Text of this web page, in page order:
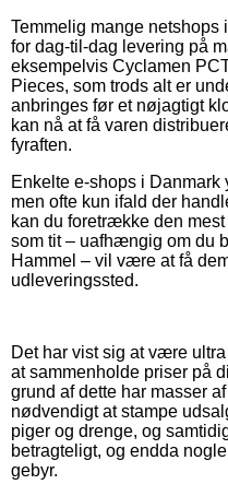
Temmelig mange
for dag-til-dag levering på
eksempelvis Cyclamen
Pieces, som trods alt er
anbringes før et nøjagtigt
kan nå at få varen
fyraften.
Enkelte e-shops i Danmark
men ofte kun ifald der
kan du foretrække den
som tit – uafhængig om du
Hammel – vil være at få
udleveringssted.
Det har vist sig at være
at sammenholde priser på
grund af dette har masser
nødvendigt at stampe
piger og drenge, og
betragteligt, og endda
gebyr.